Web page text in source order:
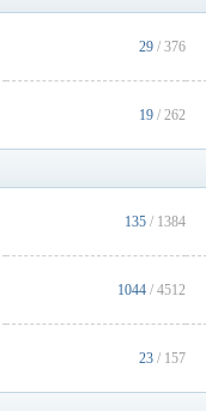
29 / 376
19 / 262
135 / 1384
1044 / 4512
23 / 157